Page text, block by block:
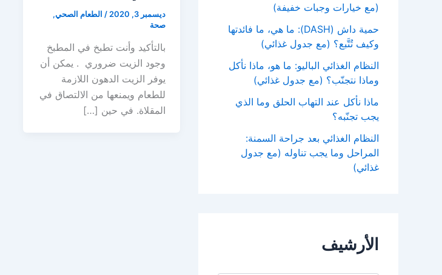
(مع خيارات وجبات خفيفة)
حمية داش (DASH): ما هي، ما فائدتها
وكيف تُتَّبع؟ (مع جدول غذائي)
النظام الغذائي الباليو: ما هو، ماذا نأكل
وماذا نتجنّب؟ (مع جدول غذائي)
ماذا نأكل عند التهاب الحلق وما الذي
يجب تجنّبه؟
النظام الغذائي بعد جراحة السمنة:
المراحل وما يجب تناوله (مع جدول
غذائي)
الأرشيف
ديسمبر 3, 2020 / الطعام الصحي,
صحة
بالتأكيد وأنت تطبخ في المطبخ
وجود الزيت ضروري . يمكن أن
يوفر الزيت الدهون اللازمة
للطعام ويمنعها من الالتصاق في
المقلاة. في حين […]